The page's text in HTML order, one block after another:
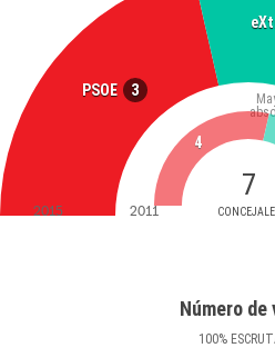
PSOE 3
7
4
2015 2011
Número de
100%